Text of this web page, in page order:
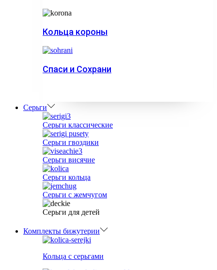
Кольца короны
Спаси и Сохрани
Серьги
Серьги классические
Серьги гвоздики
Серьги висячие
Серьги кольца
Серьги с жемчугом
Серьги для детей
Комплекты бижутерии
Кольца с серьгами